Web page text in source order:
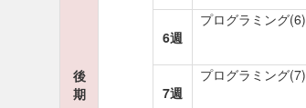
後
期
6週
プログラミング(6)
7週
プログラミング(7)